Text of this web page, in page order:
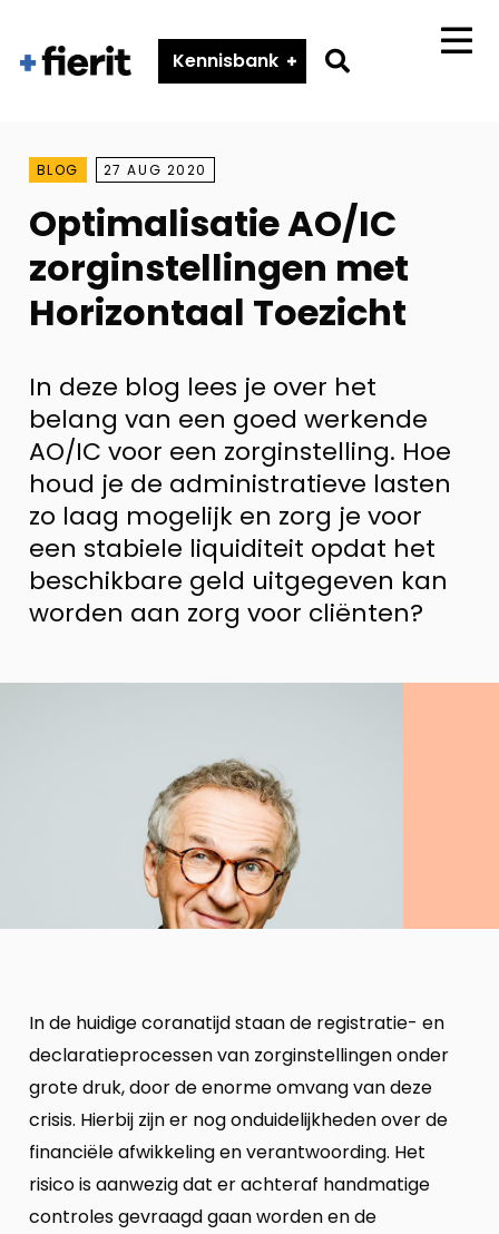
Méér
ECD
Kennisbank
Go
BLOG 27 AUG 2020
Optimalisatie AO/IC
zorginstellingen met
Horizontaal Toezicht
In deze blog lees je over het
belang van een goed werkende
AO/IC voor een zorginstelling. Hoe
houd je de administratieve lasten
zo laag mogelijk en zorg je voor
een stabiele liquiditeit opdat het
beschikbare geld uitgegeven kan
worden aan zorg voor cliënten?
In de huidige coranatijd staan de registratie- en
declaratieprocessen van zorginstellingen onder
grote druk, door de enorme omvang van deze
crisis. Hierbij zijn er nog onduidelijkheden over de
financiële afwikkeling en verantwoording. Het
risico is aanwezig dat er achteraf handmatige
controles gevraagd gaan worden en de